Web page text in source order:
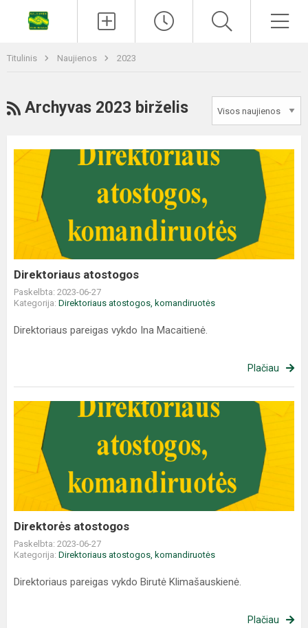
Titulinis Naujienos 2023
Archyvas 2023 birželis
Direktoriaus atostogos
Paskelbta: 2023-06-27
Kategorija: Direktoriaus atostogos, komandiruotės
Direktoriaus pareigas vykdo Ina Macaitienė.
Plačiau
Direktorės atostogos
Paskelbta: 2023-06-27
Kategorija: Direktoriaus atostogos, komandiruotės
Direktoriaus pareigas vykdo Birutė Klimašauskienė.
Plačiau